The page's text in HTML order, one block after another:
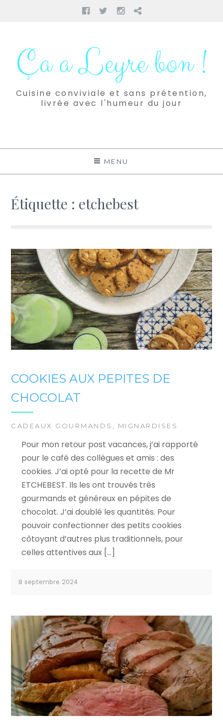
Facebook
TwitterInstagram
Pinterest
contenuÇa a Leyre bon !
Cuisine conviviale et sans prétention,
livrée avec l'humeur du jour
MENU
Étiquette : etchebest
COOKIES AUX PEPITES DE
CHOCOLAT
CADEAUX GOURMANDS , MIGNARDISES
Pour mon retour post vacances, j’ai rapporté
pour le café des collègues et amis : des
cookies. J’ai opté pour la recette de Mr
ETCHEBEST. Ils les ont trouvés très
gourmands et généreux en pépites de
chocolat. J’ai doublé les quantités. Pour
pouvoir confectionner des petits cookies
côtoyant d’autres plus traditionnels, pour
celles attentives aux […]
8 septembre 2024